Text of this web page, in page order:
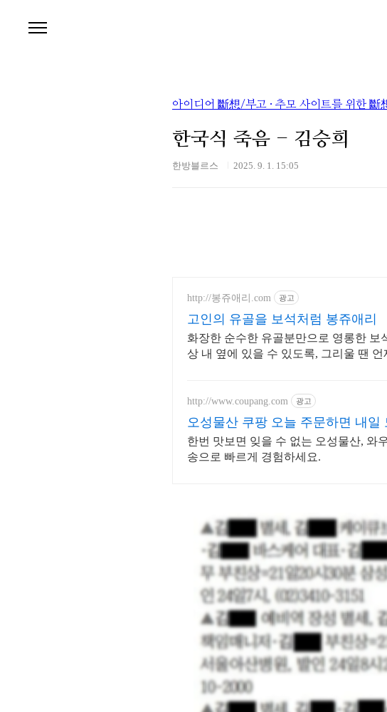
아이디어 斷想/부고 · 추모 사이트를 위한 斷
한국식 죽음 - 김승희
한방블르스 2025. 9. 1. 15:05
http://봉쥬애리.com 광고
고인의 유골을 보석처럼 봉쥬애리
화장한 순수한 유골분만으로 영롱한 보석을. 유골보석
상 내 옆에 있을 수 있도록, 그리울 땐
http://www.coupang.com 광고
오성물산 쿠팡 오늘 주문하면 내일
한번 맛보면 잊을 수 없는 오성물산, 와
송으로 빠르게 경험하세요.